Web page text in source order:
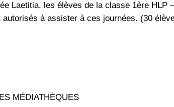
Laetitia, les élèves de la classe 1ère HLP
à assister à ces journées. (30
MÉDIATHÈQUES